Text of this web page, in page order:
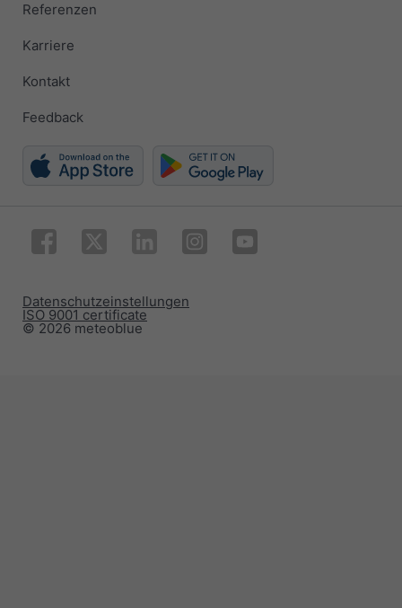
Referenzen
Karriere
Kontakt
Feedback
© 2026 meteoblue
ISO 9001 certificate
Datenschutzeinstellungen